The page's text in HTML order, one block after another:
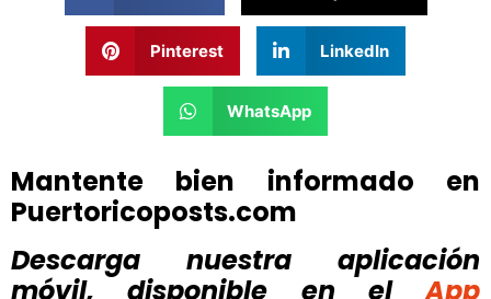
Pinterest LinkedIn
WhatsApp
Mantente bien informado en
Puertoricoposts.com
Descarga nuestra aplicación
móvil, disponible
en el
App